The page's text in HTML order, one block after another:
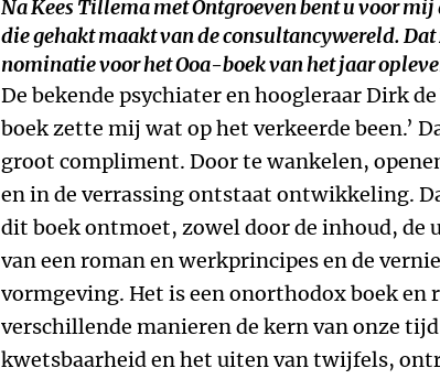
Na Kees Tillema metOntgroevenbent u voor mij
die gehakt maakt van de consultancywereld. Dat
nominatie voor het Ooa-boek van het jaar
De bekende psychiater en hoogleraar Dirk
boek zette mij wat op het verkeerde been.’
groot compliment. Door te wankelen,
en in de verrassing ontstaat ontwikkeling.
dit boek ontmoet, zowel door de inhoud, de
van een roman en werkprincipes en de
vormgeving. Het is een onorthodox boek en
verschillende manieren de kern van onze
kwetsbaarheid en het uiten van twijfels,